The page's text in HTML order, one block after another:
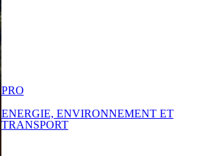
PRO
ENERGIE, ENVIRONNEMENT ET
TRANSPORT